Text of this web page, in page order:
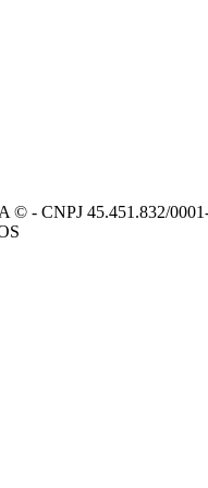
- CNPJ 45.451.832/